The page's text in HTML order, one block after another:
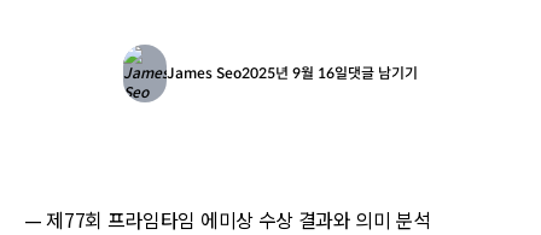
James Seo2025년 9월 16일댓글 남기기
— 제77회 프라임타임 에미상 수상 결과와 의미 분석